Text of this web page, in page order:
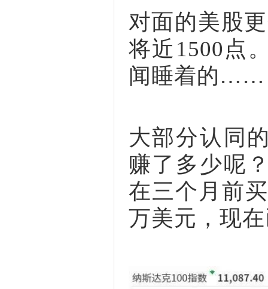
对面的美股
将近1500点
闻睡着的……
大部分认同
赚了多少呢
在三个月前
万美元，现